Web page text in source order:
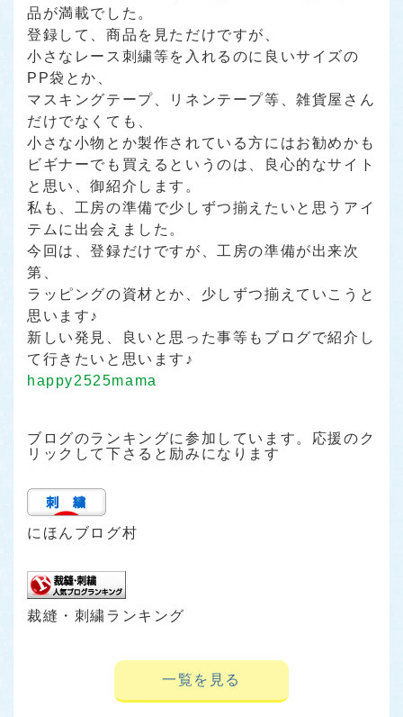
品が満載でした。
登録して、商品を見ただけですが、
小さなレース刺繍等を入れるのに良いサイズの
PP袋とか、
マスキングテープ、リネンテープ等、雑貨屋さん
だけでなくても、
小さな小物とか製作されている方にはお勧めかも
ビギナーでも買えるというのは、良心的なサイト
と思い、御紹介します。
私も、工房の準備で少しずつ揃えたいと思うアイ
テムに出会えました。
今回は、登録だけですが、工房の準備が出来次
第、
ラッピングの資材とか、少しずつ揃えていこうと
思います♪
新しい発見、良いと思った事等もブログで紹介し
て行きたいと思います♪
happy2525mama
ブログのランキングに参加しています。応援のク
リックして下さると励みになります
にほんブログ村
裁縫・刺繍ランキング
一覧を見る